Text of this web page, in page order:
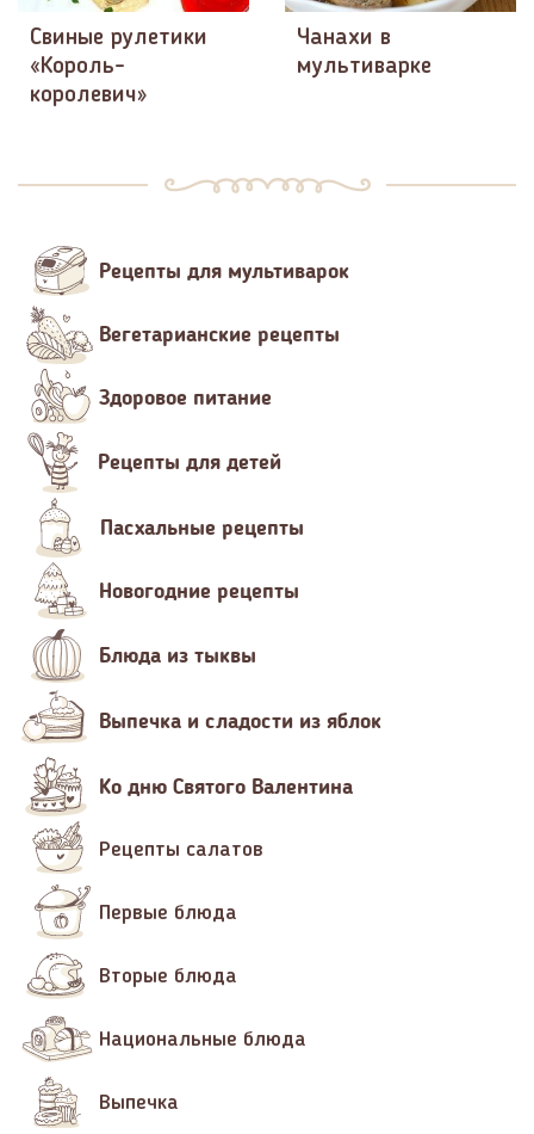
Свиные рулетики
«Король-
королевич»
Чанахи в
мультиварке
Рецепты для мультиварок
Вегетарианские рецепты
Здоровое питание
Рецепты для детей
Пасхальные рецепты
Новогодние рецепты
Блюда из тыквы
Выпечка и сладости из яблок
Ко дню Святого Валентина
Рецепты салатов
Первые блюда
Вторые блюда
Национальные блюда
Выпечка